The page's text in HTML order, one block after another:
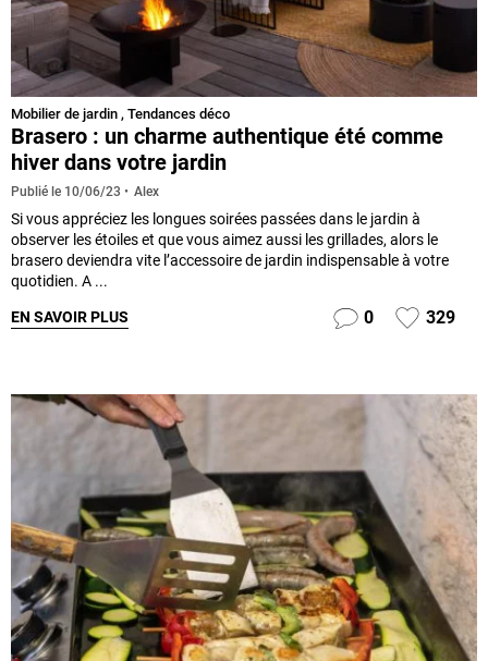
Mobilier de jardin , Tendances déco
Brasero : un charme authentique été comme
hiver dans votre jardin
Publié le 10/06/23 Alex
Si vous appréciez les longues soirées passées dans le jardin à
observer les étoiles et que vous aimez aussi les grillades, alors le
brasero deviendra vite l’accessoire de jardin indispensable à votre
quotidien. A ...
EN SAVOIR PLUS 0 329